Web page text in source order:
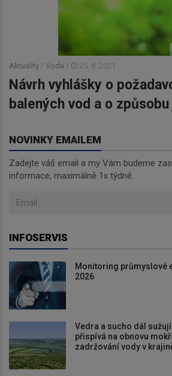
Aktuality / Voda / 25. 8. 2021
Návrh vyhlášky o
balených vod a o
NOVINKY EMAILEM
Zadejte váš email a my Vám budeme
informace, maximálně 1x týdně.
INFOSERVIS
Monitoring průmyslové
2026
Vedra a sucho dál
přispívá na obnovu
zadržování vody v